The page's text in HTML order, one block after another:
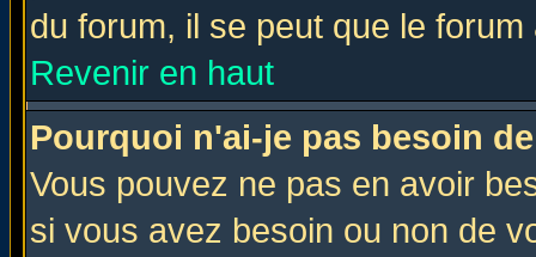
du forum, il se peut que le
Revenir en haut
Pourquoi n'ai-je pas besoin
Vous pouvez ne pas en avoir
si vous avez besoin ou non de